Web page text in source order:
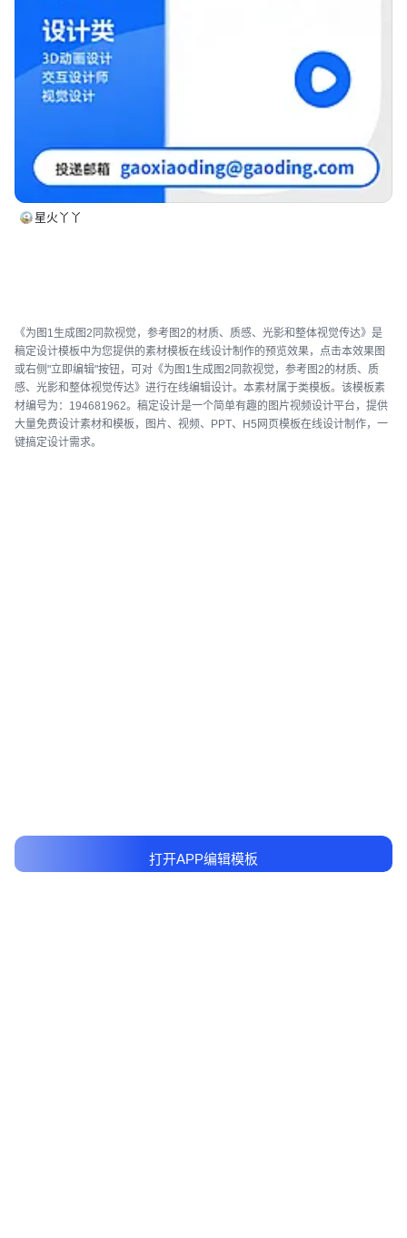
打开APP编辑模板
星火丫丫
《为图1生成图2同款视觉，参考图2的材质、质感、光影和整体视觉传达》是
稿定设计模板中为您提供的素材模板在线设计制作的预览效果，点击本效果图
或右侧"立即编辑"按钮，可对《为图1生成图2同款视觉，参考图2的材质、质
感、光影和整体视觉传达》进行在线编辑设计。本素材属于类模板。该模板素
材编号为：194681962。稿定设计是一个简单有趣的图片视频设计平台，提供
大量免费设计素材和模板，图片、视频、PPT、H5网页模板在线设计制作，一
键搞定设计需求。